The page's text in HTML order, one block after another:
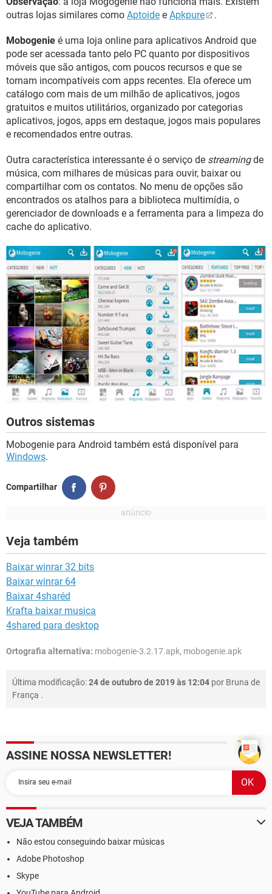
GUIA DE COMPRAS
outras lojas similares como Aptoide e Apkpure .
Mobogenie é uma loja online para aplicativos Android que
pode ser acessada tanto pelo PC quanto por dispositivos
móveis que são antigos, com poucos recursos e que se
tornam incompatíveis com apps recentes. Ela oferece um
catálogo com mais de um milhão de aplicativos, jogos
gratuitos e muitos utilitários, organizado por categorias
aplicativos, jogos, apps em destaque, jogos mais populares
e recomendados entre outras.
Outra característica interessante é o serviço de streamingde
música, com milhares de músicas para ouvir, baixar ou
compartilhar com os contatos. No menu de opções são
encontrados os atalhos para a biblioteca multimídia, o
gerenciador de downloads e a ferramenta para a limpeza do
cache do aplicativo.
Outros sistemas
Mobogenie para Android também está disponível para
Windows.
Compartilhar
Veja também
Baixar winrar 32 bits
Baixar winrar 64
Baixar 4sharéd
Krafta baixar musica
4shared para desktop
Ortografia alternativa: mobogenie-3.2.17.apk, mobogenie.apk
Última modificação:24 de outubro de 2019 às 12:04 por Bruna de
França .
ASSINE NOSSA NEWSLETTER!
VEJA TAMBÉM
Não estou conseguindo baixar músicas
Adobe Photoshop
Skype